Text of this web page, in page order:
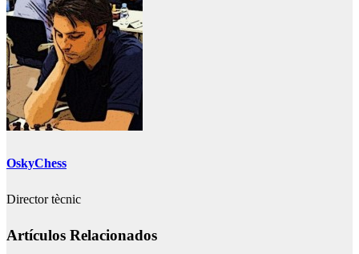
OskyChess
Director tècnic
Artículos Relacionados